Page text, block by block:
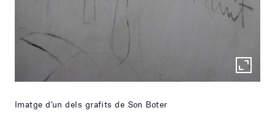
Imatge d'un dels grafits de Son Boter